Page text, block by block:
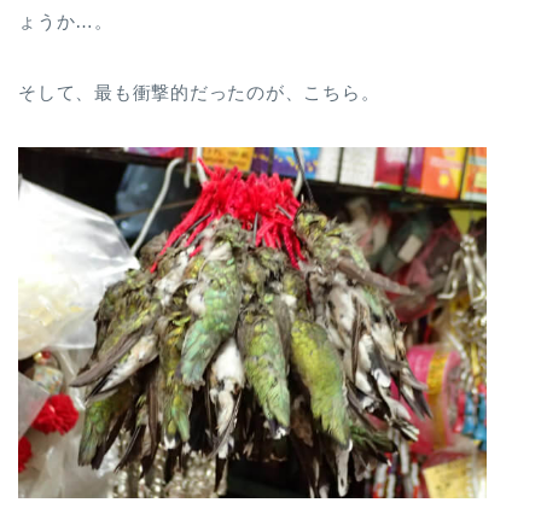
ょうか…。
そして、最も衝撃的だったのが、こちら。